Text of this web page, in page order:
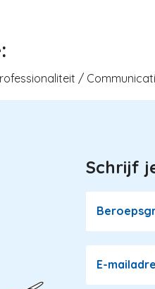
/
Schrijf
E-